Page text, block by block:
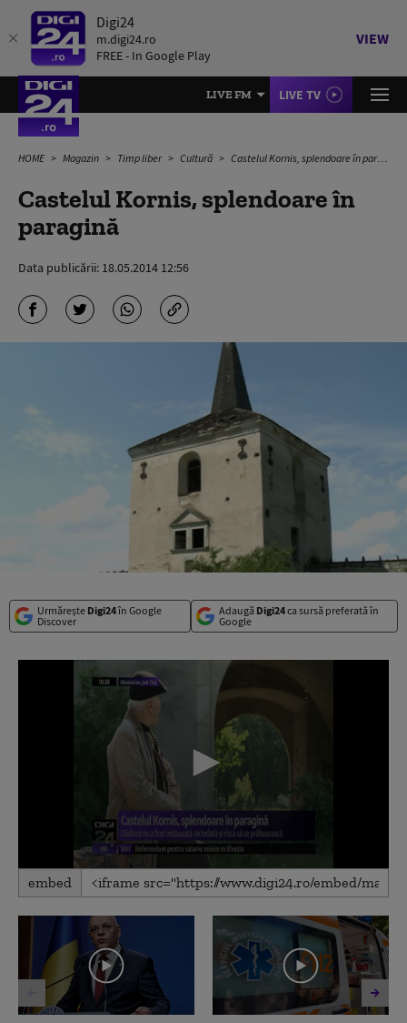
Digi24
m.digi24.ro
FREE - In Google Play
VIEW
LIVE FM LIVE TV
HOME Magazin Timp liber Cultură Castelul Kornis, splendoare în paragină
Castelul Kornis, splendoare în
paragină
Data publicării: 18.05.2014 12:56
Urmărește Digi24în Google
Discover
Adaugă Digi24ca sursă preferată în
Google
0
seconds
2
minutes,
seconds
embed